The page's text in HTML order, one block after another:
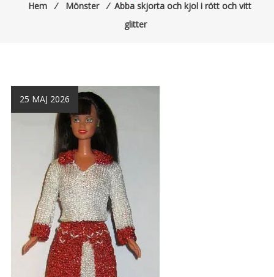
Hem ⁄ Mönster ⁄ Abba skjorta och kjol i rött och vitt
glitter
25 MAJ 2026